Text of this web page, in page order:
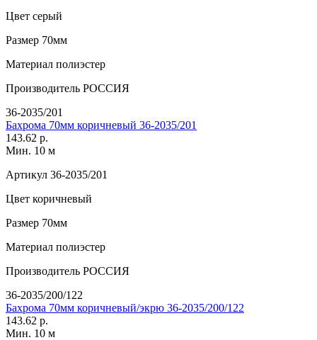
Цвет серый
Размер 70мм
Материал полиэстер
Производитель РОССИЯ
36-2035/201
Бахрома 70мм коричневый 36-2035/201
143.62 р.
Мин. 10 м
Артикул 36-2035/201
Цвет коричневый
Размер 70мм
Материал полиэстер
Производитель РОССИЯ
36-2035/200/122
Бахрома 70мм коричневый/экрю 36-2035/200/122
143.62 р.
Мин. 10 м